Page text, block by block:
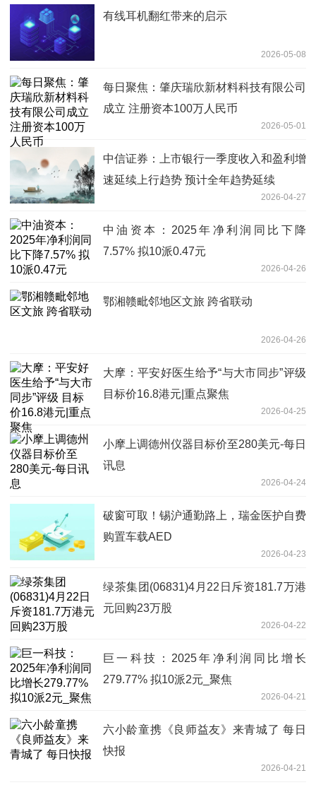
有线耳机翻红带来的启示
2026-05-08
每日聚焦：肇庆瑞欣新材料科技有限公司
成立 注册资本100万人民币
2026-05-01
中信证券：上市银行一季度收入和盈利增
速延续上行趋势 预计全年趋势延续
2026-04-27
中油资本：2025年净利润同比下降
7.57% 拟10派0.47元
2026-04-26
鄂湘赣毗邻地区文旅 跨省联动
2026-04-26
大摩：平安好医生给予“与大市同步”评级
目标价16.8港元|重点聚焦
2026-04-25
小摩上调德州仪器目标价至280美元-每日
讯息
2026-04-24
破窗可取！锡沪通勤路上，瑞金医护自费
购置车载AED
2026-04-23
绿茶集团(06831)4月22日斥资181.7万港
元回购23万股
2026-04-22
巨一科技：2025年净利润同比增长
279.77% 拟10派2元_聚焦
2026-04-21
六小龄童携《良师益友》来青城了 每日
快报
2026-04-21